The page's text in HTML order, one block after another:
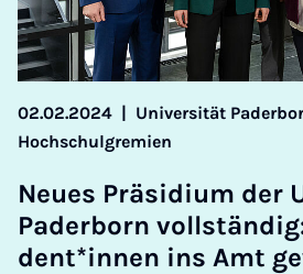
02.02.2024 | Universität
Hochschulgremien
Neu­es Prä­si­di­um der
Pa­der­born
dent*in­nen ins Amt